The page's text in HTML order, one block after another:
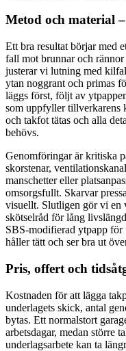
Metod och material
Ett bra resultat börjar med
fall mot brunnar och
justerar vi lutning med
ytan noggrant och primas
läggs först, följt av
som uppfyller tillverkarens
och takfot tätas och alla
behövs.
Genomföringar är kritiska
skorstenar,
manschetter eller
omsorgsfullt. Skarvar
visuellt. Slutligen gör vi en
skötselråd för lång
SBS-modifierad ytpapp
håller tätt och ser bra ut
Pris, offert och
Kostnaden för att lägga
underlagets skick, antal
bytas. Ett normalstort
arbetsdagar, medan större
underlagsarbete kan ta